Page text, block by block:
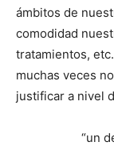
ámbitos de
comodidad
tratamientos,
muchas veces
justificar a nivel
“un